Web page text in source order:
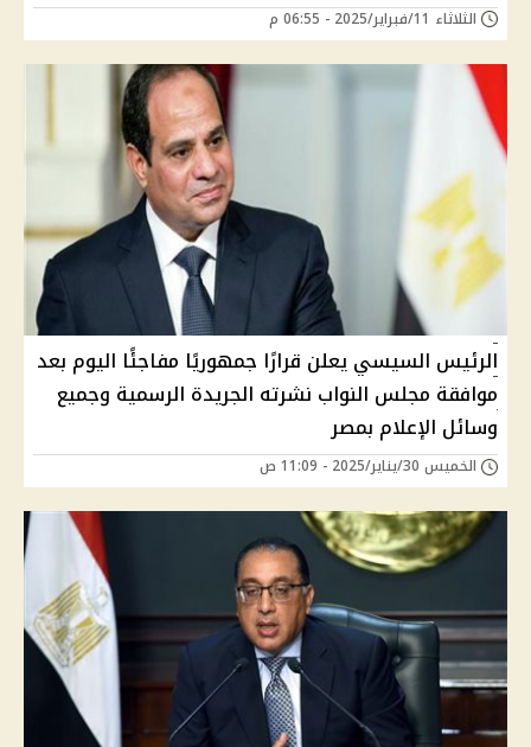
الثلاثاء 11/فبراير/2025 - 06:55 م
الرئيس السيسي يعلن قرارًا جمهوريًا مفاجئًا اليوم بعد
موافقة مجلس النواب نشرته الجريدة الرسمية وجميع
وسائل الإعلام بمصر
الخميس 30/يناير/2025 - 11:09 ص